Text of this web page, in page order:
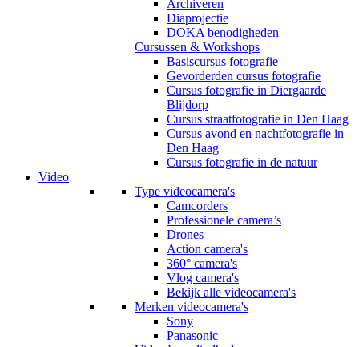
Archiveren
Diaprojectie
DOKA benodigheden
Cursussen & Workshops
Basiscursus fotografie
Gevorderden cursus fotografie
Cursus fotografie in Diergaarde
Blijdorp
Cursus straatfotografie in Den Haag
Cursus avond en nachtfotografie in
Den Haag
Cursus fotografie in de natuur
Video
Type videocamera's
Camcorders
Professionele camera’s
Drones
Action camera's
360° camera's
Vlog camera's
Bekijk alle videocamera's
Merken videocamera's
Sony
Panasonic